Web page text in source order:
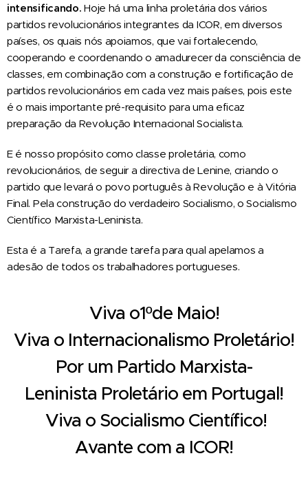
intensificando. Hoje há uma linha proletária dos vários
partidos revolucionários integrantes da ICOR, em diversos
países, os quais nós apoiamos, que vai fortalecendo,
cooperando e coordenando o amadurecer da consciência de
classes, em combinação com a construção e fortificação de
partidos revolucionários em cada vez mais países, pois este
é o mais importante pré-requisito para uma eficaz
preparação da Revolução Internacional Socialista.
E é nosso propósito como classe proletária, como
revolucionários, de seguir a directiva de Lenine, criando o
partido que levará o povo português à Revolução e à Vitória
Final. Pela construção do verdadeiro Socialismo, o Socialismo
Científico Marxista-Leninista.
Esta é a Tarefa, a grande tarefa para qual apelamos a
adesão de todos os trabalhadores portugueses.
Viva o1ºde Maio!
Viva o Internacionalismo Proletário!
Por um Partido Marxista-
Leninista Proletário em Portugal!
Viva o Socialismo Científico!
Avante com a ICOR!